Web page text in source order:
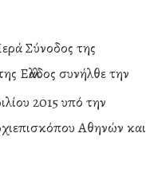
Σύνοδος της
Ελλάδος συνήλθε την
2015 υπό την
Αθηνών και